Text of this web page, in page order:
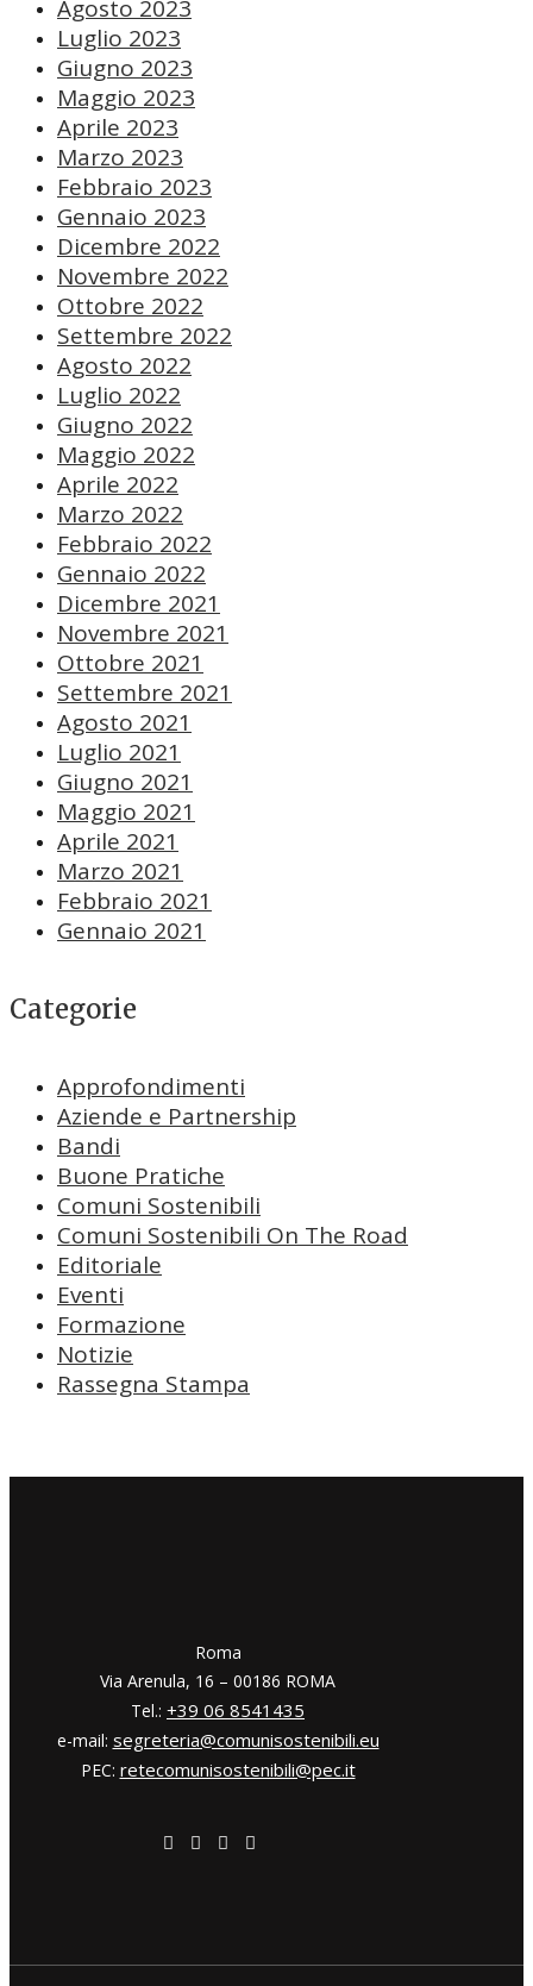
Agosto 2023
Luglio 2023
Giugno 2023
Maggio 2023
Aprile 2023
Marzo 2023
Febbraio 2023
Gennaio 2023
Dicembre 2022
Novembre 2022
Ottobre 2022
Settembre 2022
Agosto 2022
Luglio 2022
Giugno 2022
Maggio 2022
Aprile 2022
Marzo 2022
Febbraio 2022
Gennaio 2022
Dicembre 2021
Novembre 2021
Ottobre 2021
Settembre 2021
Agosto 2021
Luglio 2021
Giugno 2021
Maggio 2021
Aprile 2021
Marzo 2021
Febbraio 2021
Gennaio 2021
Categorie
Approfondimenti
Aziende e Partnership
Bandi
Buone Pratiche
Comuni Sostenibili
Comuni Sostenibili On The Road
Editoriale
Eventi
Formazione
Notizie
Rassegna Stampa
​​Roma
Via Arenula, 16 – 00186 ROMA
Tel.: +39 06 8541435
e-mail: segreteria@comunisostenibili.eu
PEC: retecomunisostenibili@pec.it